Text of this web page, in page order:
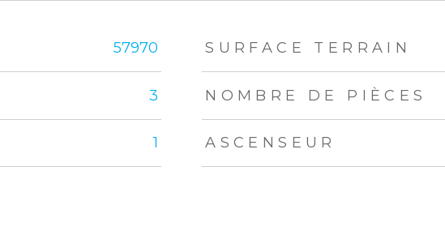
57970 SURFACE TERRAIN
3 NOMBRE DE PIÈCES
1 ASCENSEUR